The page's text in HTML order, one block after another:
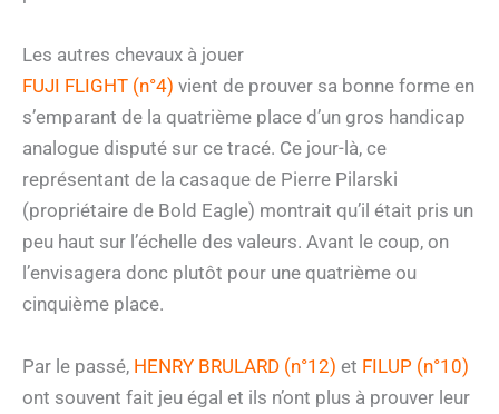
Les autres chevaux à jouer
FUJI FLIGHT (n°4) vient de prouver sa bonne forme en
s’emparant de la quatrième place d’un gros handicap
analogue disputé sur ce tracé. Ce jour-là, ce
représentant de la casaque de Pierre Pilarski
(propriétaire de Bold Eagle) montrait qu’il était pris un
peu haut sur l’échelle des valeurs. Avant le coup, on
l’envisagera donc plutôt pour une quatrième ou
cinquième place.
Par le passé, HENRY BRULARD (n°12) et FILUP (n°10)
ont souvent fait jeu égal et ils n’ont plus à prouver leur